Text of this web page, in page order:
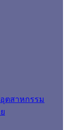
ตสาหกรรม